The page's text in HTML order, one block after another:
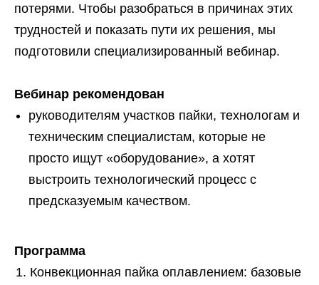
потерями. Чтобы разобраться в причинах этих
трудностей и показать пути их решения, мы
подготовили специализированный вебинар.
Вебинар рекомендован
руководителям участков пайки, технологам и
техническим специалистам, которые не
просто ищут «оборудование», а хотят
выстроить технологический процесс с
предсказуемым качеством.
Программа
Конвекционная пайка оплавлением: базовые